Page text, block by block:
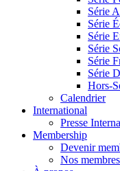
Série
Série
Série
Série
Série
Série
Hors-
Calendrier
International
Presse
Membership
Devenir
Nos membres